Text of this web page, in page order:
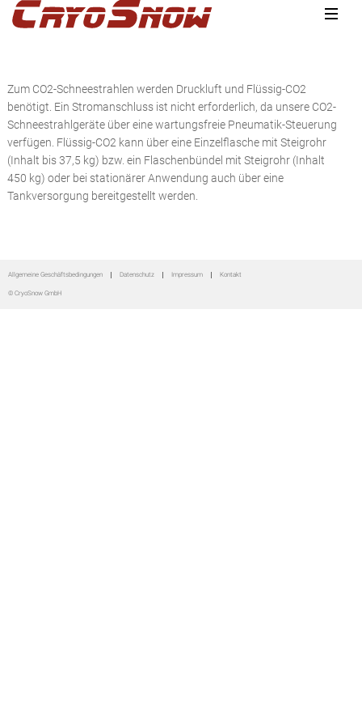
Zur
Hauptnavigation
Zum
Inhalt
Zur
Seitenspalte
Zum CO2-Schneestrahlen werden Druckluft und Flüssig-CO2
benötigt. Ein Stromanschluss ist nicht erforderlich, da unsere CO2-
Schneestrahlgeräte über eine wartungsfreie Pneumatik-Steuerung
verfügen. Flüssig-CO2 kann über eine Einzelflasche mit Steigrohr
(Inhalt bis 37,5 kg) bzw. ein Flaschenbündel mit Steigrohr (Inhalt
450 kg) oder bei stationärer Anwendung auch über eine
Tankversorgung bereitgestellt werden.
Seitenspalte
Allgemeine Geschäftsbedingungen Datenschutz Impressum Kontakt
© CryoSnow GmbH